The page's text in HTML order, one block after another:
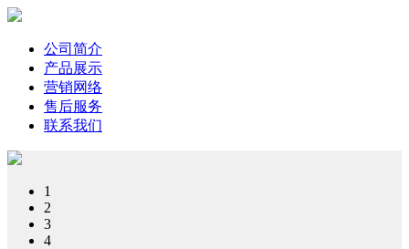
公司简介
产品展示
营销网络
售后服务
联系我们
1
2
3
4